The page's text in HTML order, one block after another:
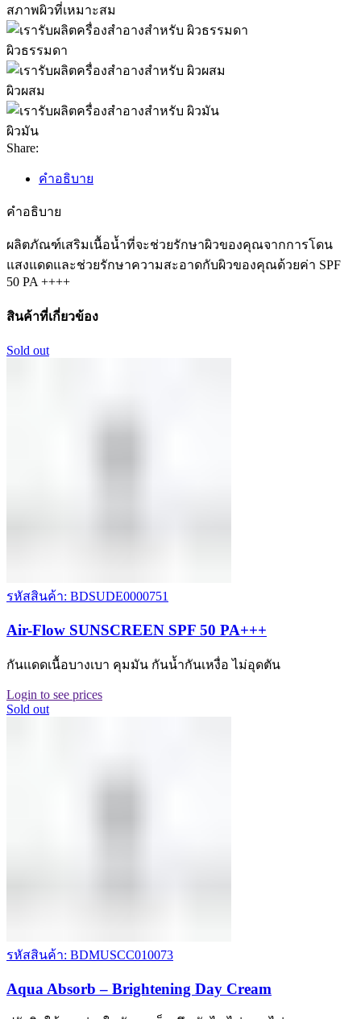
สภาพผิวที่เหมาะสม
ผิวธรรมดา
ผิวผสม
ผิวมัน
Share:
คำอธิบาย
คำอธิบาย
ผลิตภัณฑ์เสริมเนื้อน้ำที่จะช่วยรักษาผิวของคุณจากการโดน
แสงแดดและช่วยรักษาความสะอาดกับผิวของคุณด้วยค่า SPF
50 PA ++++
สินค้าที่เกี่ยวข้อง
Sold out
รหัสสินค้า: BDSUDE0000751
Air-Flow SUNSCREEN SPF 50 PA+++
กันแดดเนื้อบางเบา คุมมัน กันน้ำกันเหงื่อ ไม่อุดตัน
Login to see prices
Sold out
รหัสสินค้า: BDMUSCC010073
Aqua Absorb – Brightening Day Cream